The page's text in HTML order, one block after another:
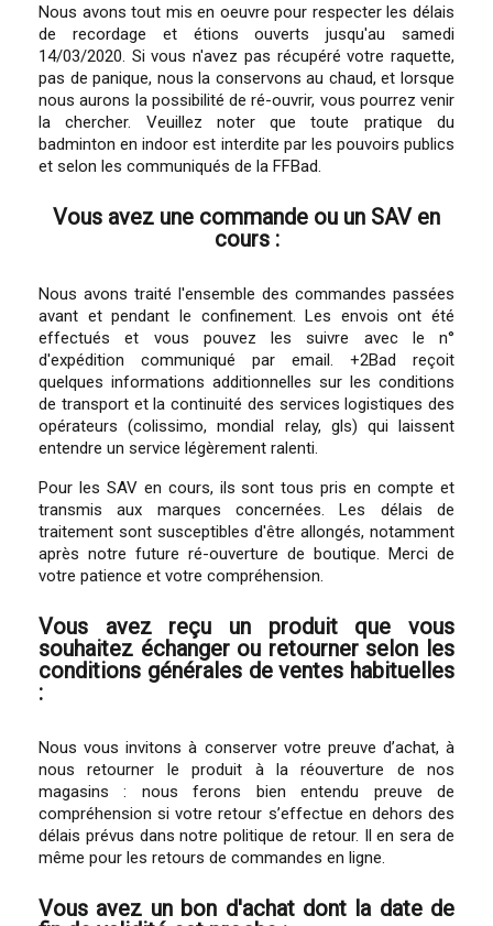
Nous avons tout mis en oeuvre pour respecter les délais
de recordage et étions ouverts jusqu'au samedi
14/03/2020. Si vous n'avez pas récupéré votre raquette,
pas de panique, nous la conservons au chaud, et lorsque
nous aurons la possibilité de ré-ouvrir, vous pourrez venir
la chercher. Veuillez noter que toute pratique du
badminton en indoor est interdite par les pouvoirs publics
et selon les communiqués de la FFBad.
Vous avez une commande ou un SAV en
cours :
Nous avons traité l'ensemble des commandes passées
avant et pendant le confinement. Les envois ont été
effectués et vous pouvez les suivre avec le n°
d'expédition communiqué par email. +2Bad reçoit
quelques informations additionnelles sur les conditions
de transport et la continuité des services logistiques des
opérateurs (colissimo, mondial relay, gls) qui laissent
entendre un service légèrement ralenti.
Pour les SAV en cours, ils sont tous pris en compte et
transmis aux marques concernées. Les délais de
traitement sont susceptibles d'être allongés, notamment
après notre future ré-ouverture de boutique. Merci de
votre patience et votre compréhension.
Vous avez reçu un produit que vous
souhaitez échanger ou retourner selon les
conditions générales de ventes habituelles
:
Nous vous invitons à conserver votre preuve d’achat, à
nous retourner le produit à la réouverture de nos
magasins : nous ferons bien entendu preuve de
compréhension si votre retour s’effectue en dehors des
délais prévus dans notre politique de retour. Il en sera de
même pour les retours de commandes en ligne.
Vous avez un bon d'achat dont la date de